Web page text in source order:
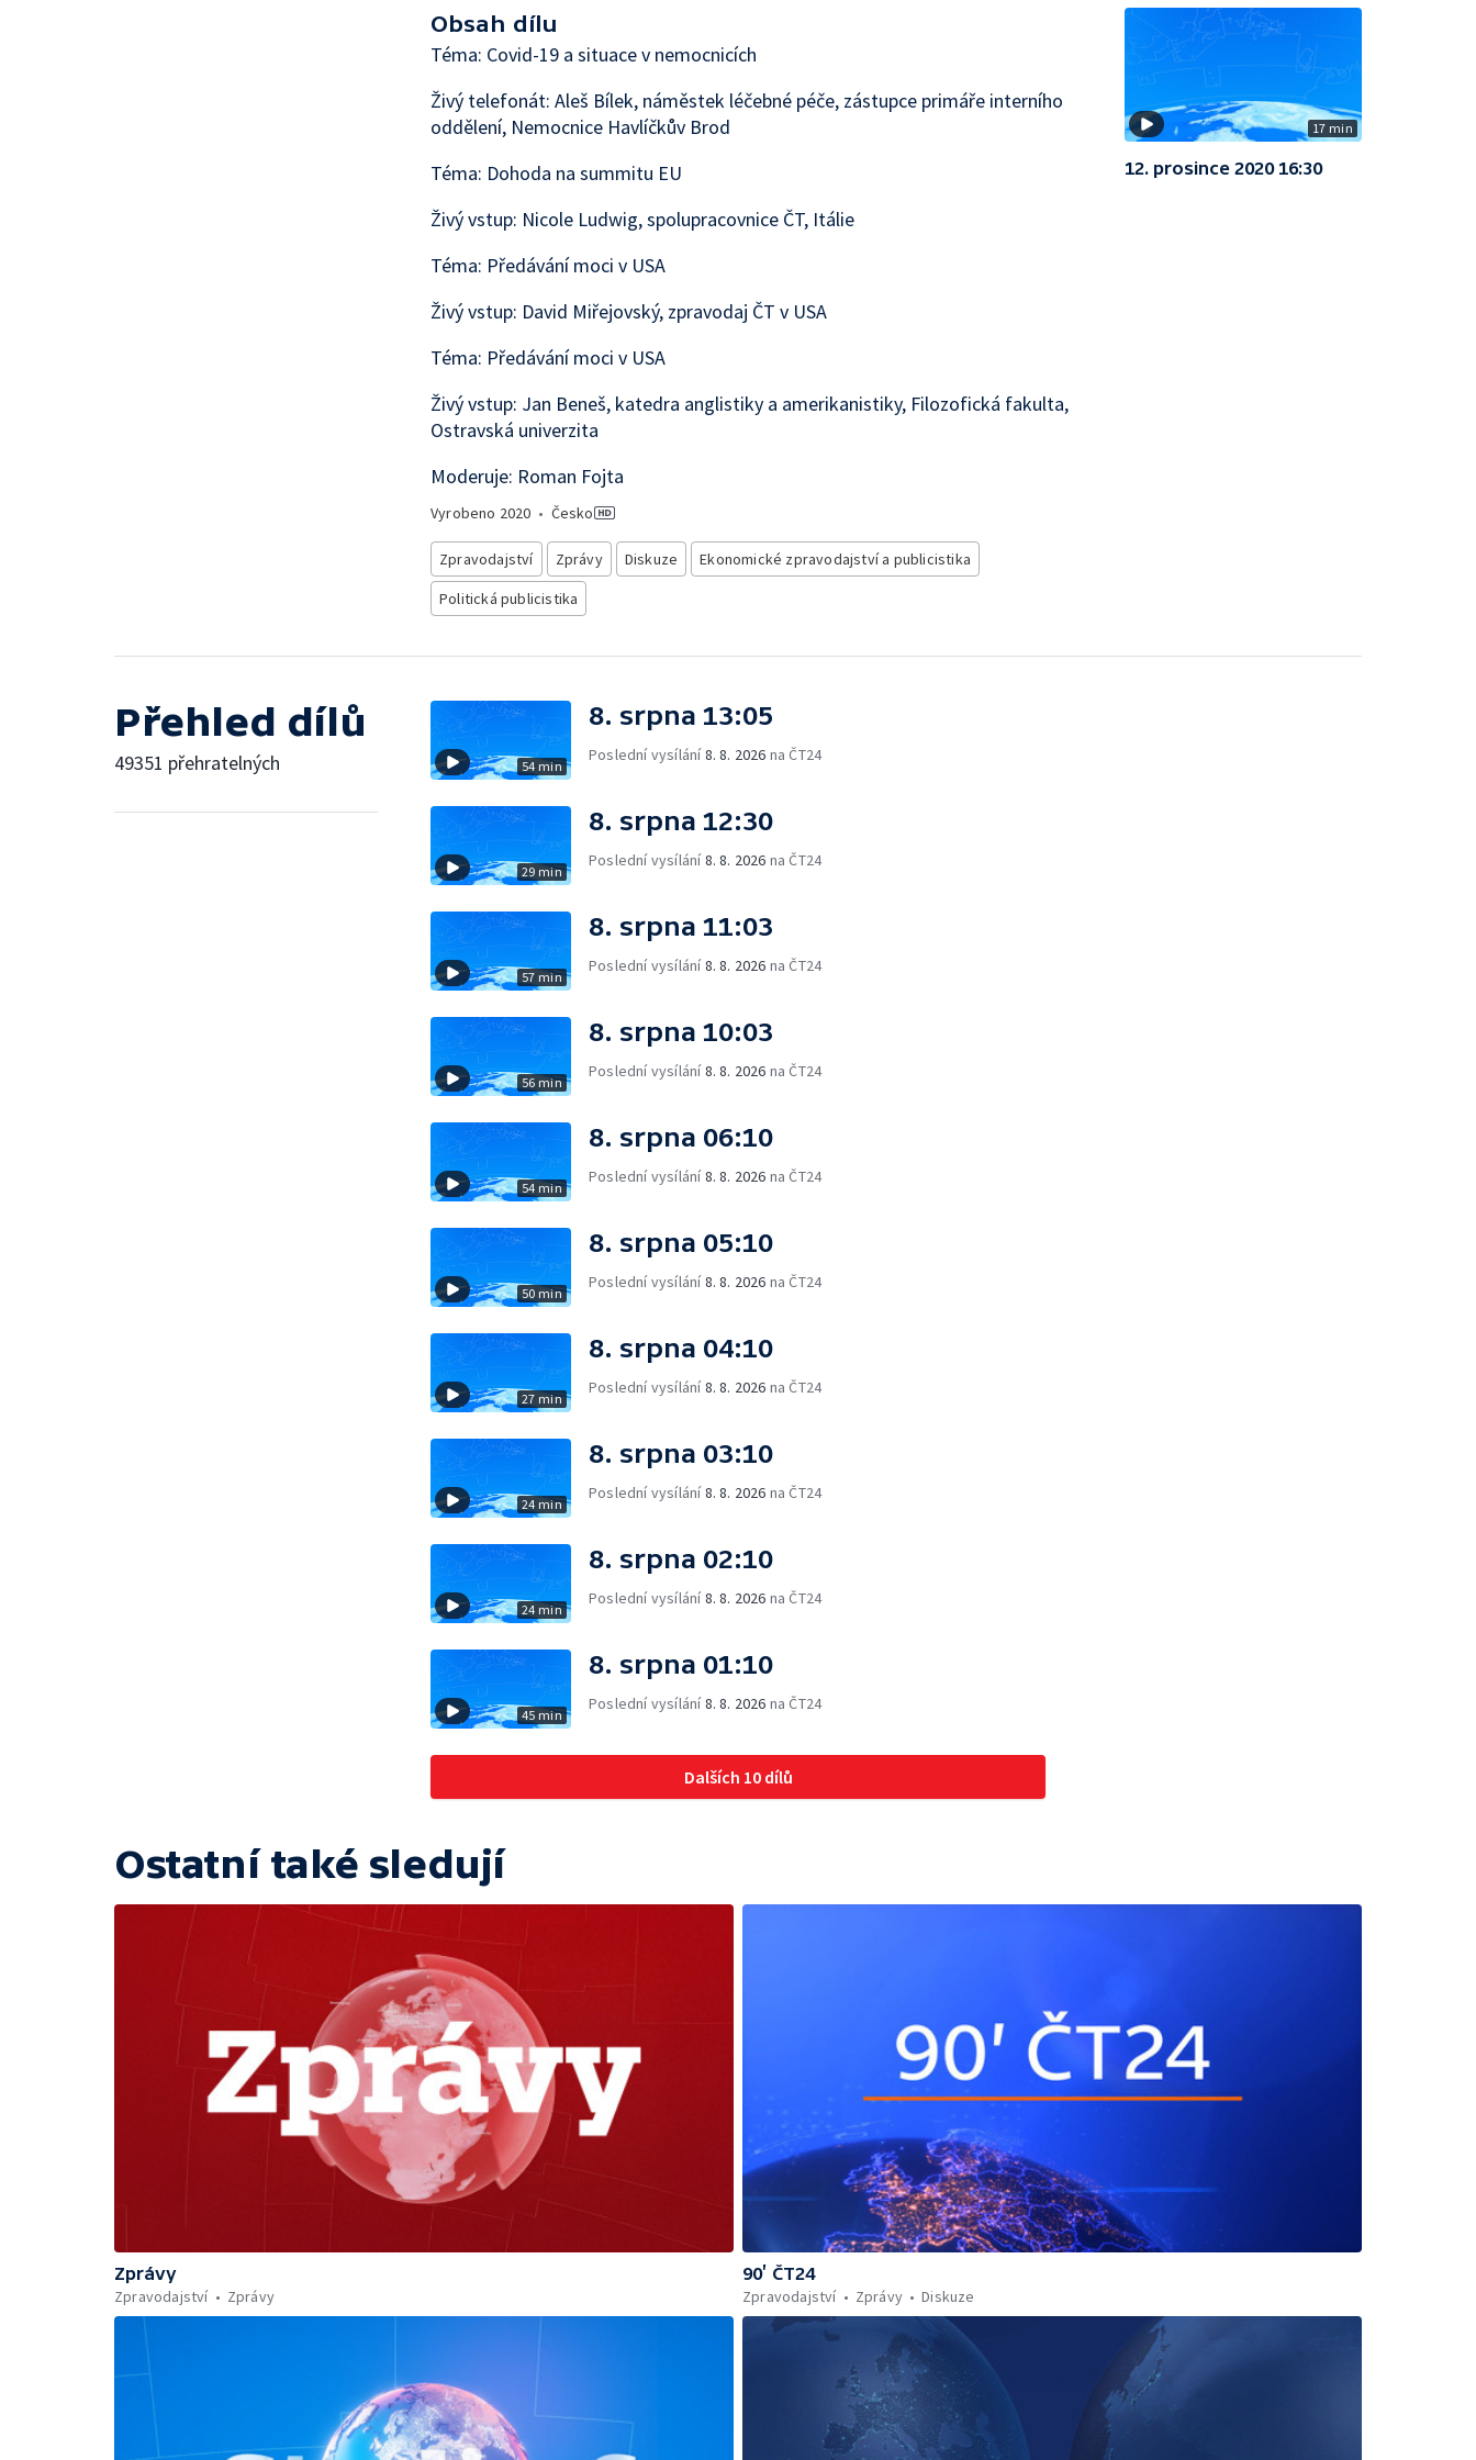
Obsah dílu
Téma: Covid-19 a situace v nemocnicích
Živý telefonát: Aleš Bílek, náměstek léčebné péče, zástupce primáře interního
oddělení, Nemocnice Havlíčkův Brod
Téma: Dohoda na summitu EU
Živý vstup: Nicole Ludwig, spolupracovnice ČT, Itálie
Téma: Předávání moci v USA
Živý vstup: David Miřejovský, zpravodaj ČT v USA
Téma: Předávání moci v USA
Živý vstup: Jan Beneš, katedra anglistiky a amerikanistiky, Filozofická fakulta,
Ostravská univerzita
Moderuje: Roman Fojta
Vyrobeno 2020 • Česko
Zpravodajství Zprávy Diskuze
Ekonomické zpravodajství a publicistika
Politická publicistika
17 min
12. prosince 2020 16:30
Přehled dílů
49351 přehratelných 54 min
8. srpna 13:05
Poslední vysílání8. 8. 2026 na ČT24
29 min
8. srpna 12:30
Poslední vysílání8. 8. 2026 na ČT24
57 min
8. srpna 11:03
Poslední vysílání8. 8. 2026 na ČT24
56 min
8. srpna 10:03
Poslední vysílání8. 8. 2026 na ČT24
54 min
8. srpna 06:10
Poslední vysílání8. 8. 2026 na ČT24
50 min
8. srpna 05:10
Poslední vysílání8. 8. 2026 na ČT24
27 min
8. srpna 04:10
Poslední vysílání8. 8. 2026 na ČT24
24 min
8. srpna 03:10
Poslední vysílání8. 8. 2026 na ČT24
24 min
8. srpna 02:10
Poslední vysílání8. 8. 2026 na ČT24
45 min
8. srpna 01:10
Poslední vysílání8. 8. 2026 na ČT24
Dalších 10 dílů
Ostatní také sledují
Zprávy
Zpravodajství
Zprávy
90’ ČT24
Zpravodajství
Zprávy Diskuze